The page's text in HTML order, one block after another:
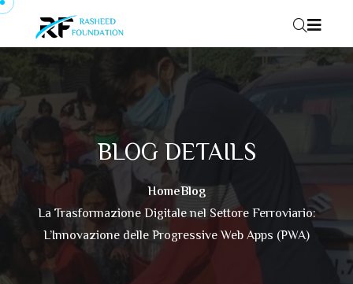
Skip to content
BLOG DETAILS
HomeBlog
La Trasformazione Digitale nel Settore Ferroviario:
L’Innovazione delle Progressive Web Apps (PWA)